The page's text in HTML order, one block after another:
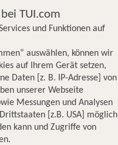
TUI.com
und Funktionen auf
auswählen, können wir
auf Ihrem Gerät setzen,
Daten [z. B. IP-Adresse] von
unserer Webseite
Messungen und Analysen
[z.B. USA] möglich
kann und Zugriffe von